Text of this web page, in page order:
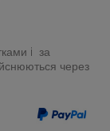
i за
через